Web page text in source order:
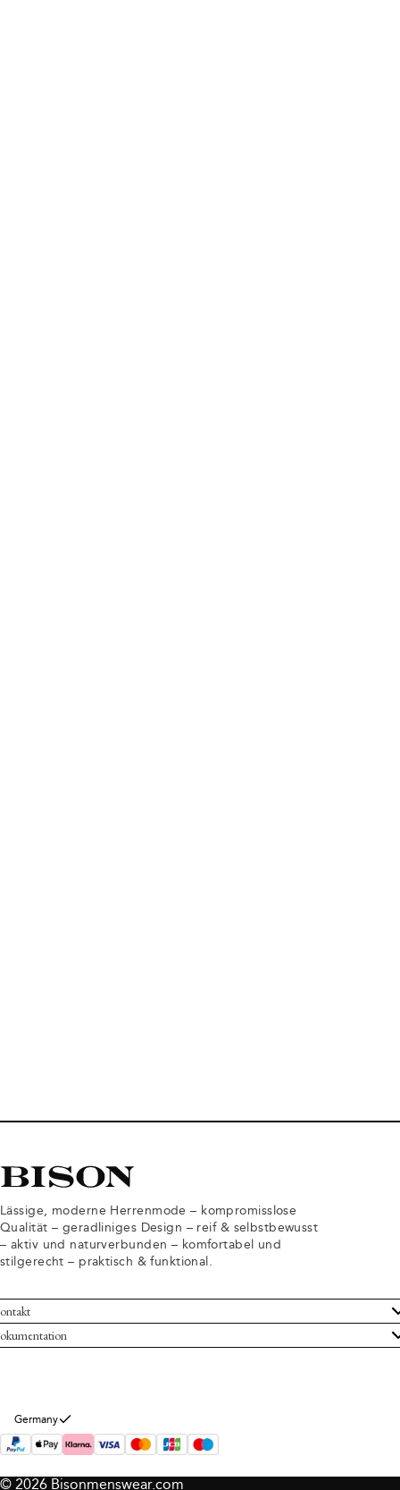
Lässige, moderne Herrenmode – kompromisslose
Qualität – geradliniges Design – reif & selbstbewusst
– aktiv und naturverbunden – komfortabel und
stilgerecht – praktisch & funktional.
Bison
Geschäftsbedingungen
Informationen
Germany
© 2026 Bisonmenswear.com